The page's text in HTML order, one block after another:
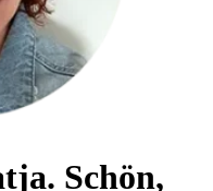
Schön,